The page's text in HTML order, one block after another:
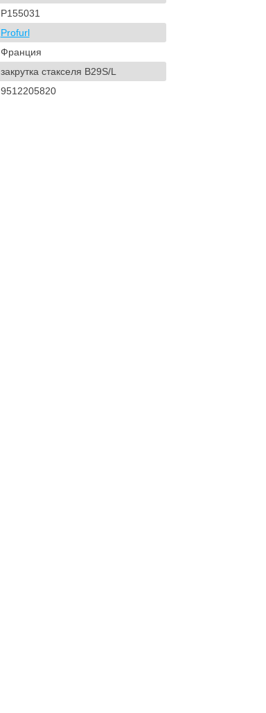
P155031
Profurl
Франция
закрутка стакселя B29S/L
9512205820